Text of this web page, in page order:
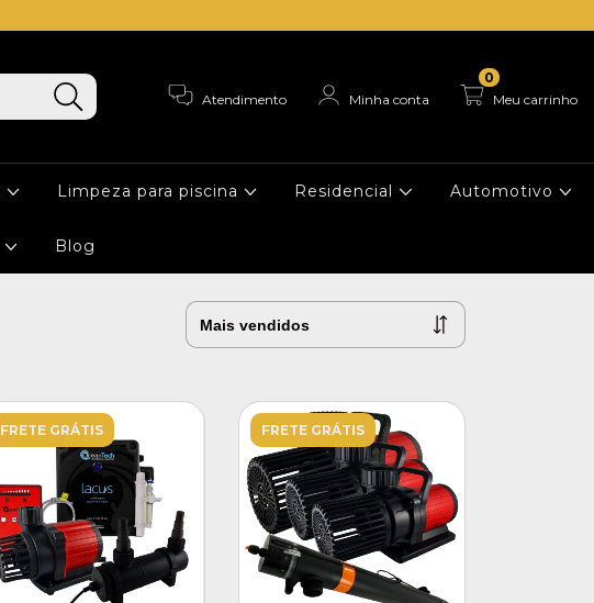
Atendimento Minha conta Meu carrinho
0
Limpeza para piscina Residencial Automotivo
Blog
FRETE GRÁTIS FRETE GRÁTIS